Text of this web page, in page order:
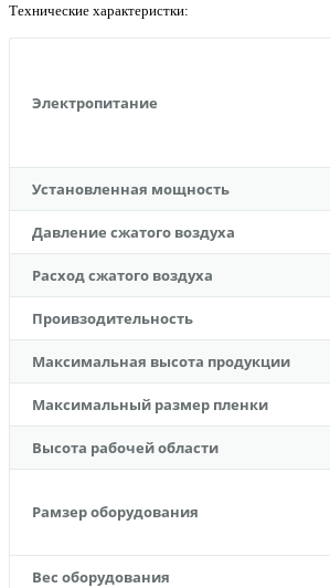
Технические характеристки:
Электропитание
Установленная мощность
Давление сжатого воздуха
Расход сжатого воздуха
Проивзодительность
Максимальная высота продукции
Максимальный размер пленки
Высота рабочей области
Рамзер оборудования
Вес оборудования